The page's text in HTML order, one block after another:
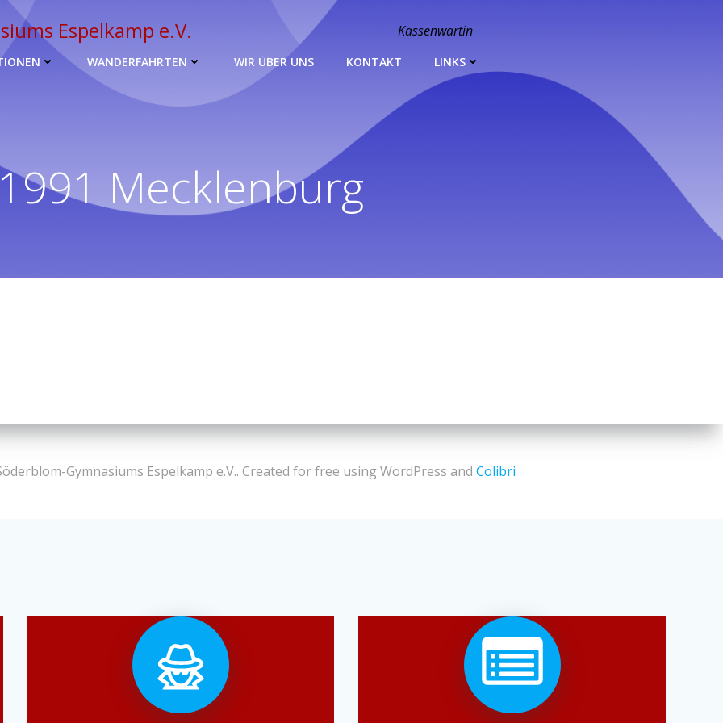
Espelkamp e.V. Kassenwartin
WANDERFAHRTEN WIR ÜBER UNS KONTAKT LINKS
1991 Mecklenburg
Gymnasiums Espelkamp e.V.. Created for free using WordPress and Colibri